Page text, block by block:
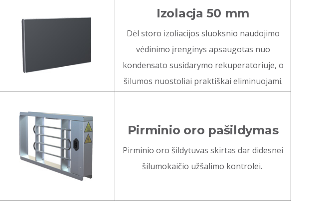
Izolacja 50 mm
Dėl storo izoliacijos sluoksnio naudojimo
vėdinimo įrenginys apsaugotas nuo
kondensato susidarymo rekuperatoriuje, o
šilumos nuostoliai praktiškai eliminuojami.
Pirminio oro pašildymas
Pirminio oro šildytuvas skirtas dar didesnei
šilumokaičio užšalimo kontrolei.